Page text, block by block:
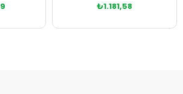
₺1.181,58